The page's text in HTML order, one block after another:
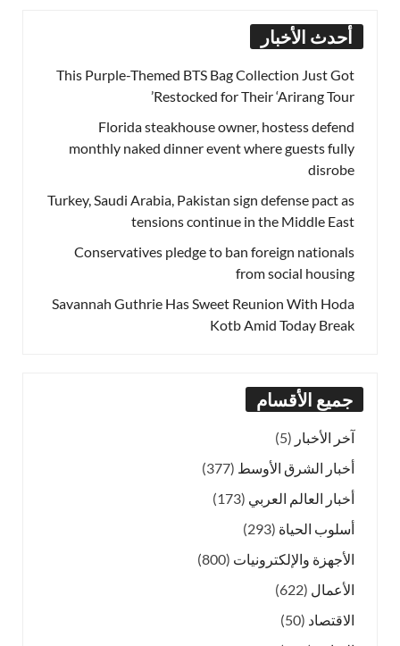
أحدث الأخبار
This Purple-Themed BTS Bag Collection Just Got
Restocked for Their ‘Arirang Tour’
Florida steakhouse owner, hostess defend
monthly naked dinner event where guests fully
disrobe
Turkey, Saudi Arabia, Pakistan sign defense pact as
tensions continue in the Middle East
Conservatives pledge to ban foreign nationals
from social housing
Savannah Guthrie Has Sweet Reunion With Hoda
Kotb Amid Today Break
جميع الأقسام
آخر الأخبار (5)
أخبار الشرق الأوسط (377)
أخبار العالم العربي (173)
أسلوب الحياة (293)
الأجهزة والإلكترونيات (800)
الأعمال (622)
الاقتصاد (50)